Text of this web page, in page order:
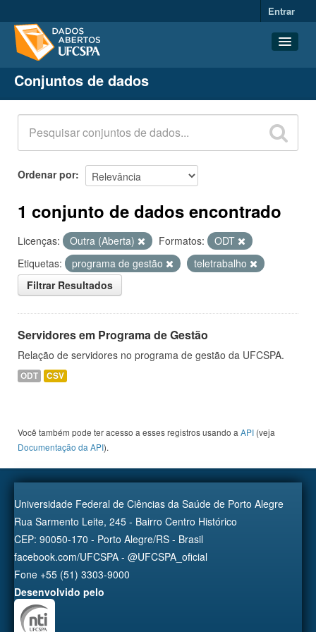
Entrar
Conjuntos de dados
Organizações
Grupos
Sobre
Conjuntos de dados
Ordenar por
1 conjunto de dados encontrado
Licenças: Outra (Aberta) Formatos:
ODT
Etiquetas:
programa de gestão
teletrabalho
Filtrar Resultados
Servidores em Programa de Gestão
Relação de servidores no programa de gestão da UFCSPA.
ODT CSV
Você também pode ter acesso a esses registros usando a API (veja
Documentação da API).
Universidade Federal de Ciências da Saúde de Porto Alegre
Rua Sarmento Leite, 245 - Bairro Centro Histórico
CEP: 90050-170 - Porto Alegre/RS - Brasil
facebook.com/UFCSPA - @UFCSPA_oficial
Fone +55 (51) 3303-9000
Desenvolvido pelo